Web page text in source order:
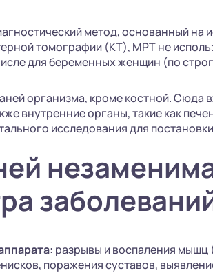
метод, основанный на
томографии (КТ), МРТ не
для беременных женщин (по
организма, кроме костной.
внутренние органы, такие как
исследования для
разрывы и воспаления мышц
поражения суставов,